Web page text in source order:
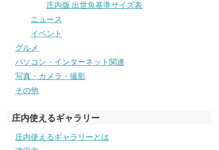
庄内版 出世魚基準サイズ表
ニュース
イベント
グルメ
パソコン・インターネット関連
写真・カメラ・撮影
その他
庄内使えるギャラリー
庄内使えるギャラリーとは